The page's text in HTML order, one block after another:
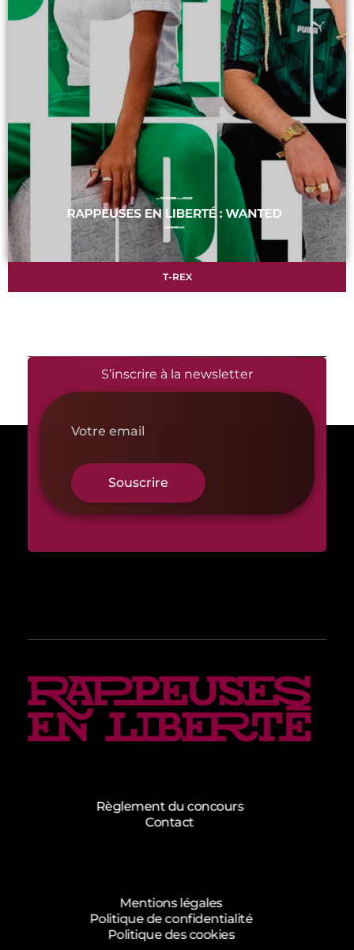
T-REX
S’inscrire à la newsletter
Règlement du concours
Contact
Mentions légales
Politique de confidentialité
Politique des cookies